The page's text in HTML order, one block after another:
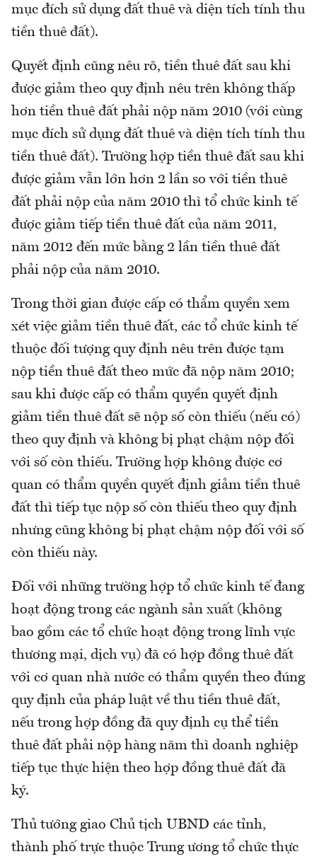
mục đích sử dụng đất thuê và diện tích tính thu
tiền thuê đất).
Quyết định cũng nêu rõ, tiền thuê đất sau khi
được giảm theo quy định nêu trên không thấp
hơn tiền thuê đất phải nộp năm 2010 (với cùng
mục đích sử dụng đất thuê và diện tích tính thu
tiền thuê đất). Trường hợp tiền thuê đất sau khi
được giảm vẫn lớn hơn 2 lần so với tiền thuê
đất phải nộp của năm 2010 thì tổ chức kinh tế
được giảm tiếp tiền thuê đất của năm 2011,
năm 2012 đến mức bằng 2 lần tiền thuê đất
phải nộp của năm 2010.
Trong thời gian được cấp có thẩm quyền xem
xét việc giảm tiền thuê đất, các tổ chức kinh tế
thuộc đối tượng quy định nêu trên được tạm
nộp tiền thuê đất theo mức đã nộp năm 2010;
sau khi được cấp có thẩm quyền quyết định
giảm tiền thuê đất sẽ nộp số còn thiếu (nếu có)
theo quy định và không bị phạt chậm nộp đối
với số còn thiếu. Trường hợp không được cơ
quan có thẩm quyền quyết định giảm tiền thuê
đất thì tiếp tục nộp số còn thiếu theo quy định
nhưng cũng không bị phạt chậm nộp đối với số
còn thiếu này.
Đối với những trường hợp tổ chức kinh tế đang
hoạt động trong các ngành sản xuất (không
bao gồm các tổ chức hoạt động trong lĩnh vực
thương mại, dịch vụ) đã có hợp đồng thuê đất
với cơ quan nhà nước có thẩm quyền theo đúng
quy định của pháp luật về thu tiền thuê đất,
nếu trong hợp đồng đã quy định cụ thể tiền
thuê đất phải nộp hàng năm thì doanh nghiệp
tiếp tục thực hiện theo hợp đồng thuê đất đã
ký.
Thủ tướng giao Chủ tịch UBND các tỉnh,
thành phố trực thuộc Trung ương tổ chức thực